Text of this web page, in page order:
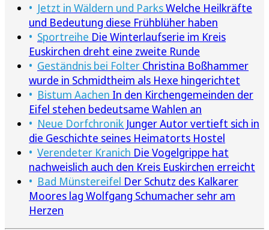
Jetzt in Wäldern und ParksWelche Heilkräfte
und Bedeutung diese Frühblüher haben
Sportreihe Die Winterlaufserie im Kreis
Euskirchen dreht eine zweite Runde
Geständnis bei Folter Christina Boßhammer
wurde in Schmidtheim als Hexe hingerichtet
Bistum Aachen In den Kirchengemeinden der
Eifel stehen bedeutsame Wahlen an
Neue Dorfchronik Junger Autor vertieft sich in
die Geschichte seines Heimatorts Hostel
Verendeter Kranich Die Vogelgrippe hat
nachweislich auch den Kreis Euskirchen erreicht
Bad Münstereifel Der Schutz des Kalkarer
Moores lag Wolfgang Schumacher sehr am
Herzen